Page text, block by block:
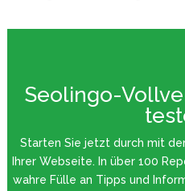
Seolingo-
Starten Sie jetzt durch mit
Ihrer Webseite. In über 100
wahre Fülle an Tipps und